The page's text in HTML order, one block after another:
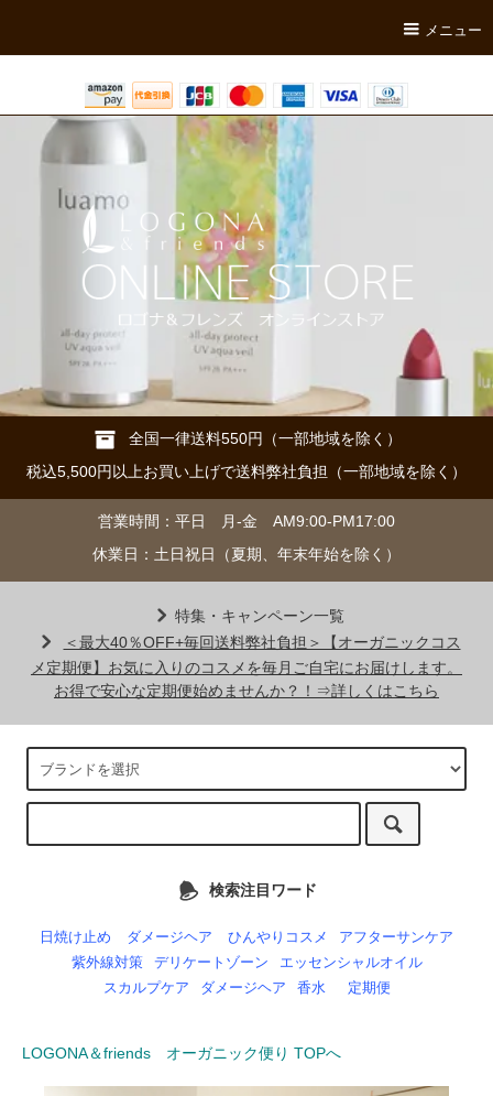
メニュー
全国一律送料550円（一部地域を除く）
税込5,500円以上お買い上げで送料弊社負担（一部地域を除く）
営業時間：平日 月-金 AM9:00-PM17:00
休業日：土日祝日（夏期、年末年始を除く）
特集・キャンペーン一覧
＜最大40％OFF+毎回送料弊社負担＞【オーガニックコス
メ定期便】お気に入りのコスメを毎月ご自宅にお届けします。
お得で安心な定期便始めませんか？！⇒詳しくはこちら
検索注目ワード
日焼け止め ダメージヘア ひんやりコスメ
アフターサンケア
紫外線対策
デリケートゾーン
エッセンシャルオイル
スカルプケア
ダメージヘア 香水 定期便
LOGONA＆friends オーガニック便り TOPへ